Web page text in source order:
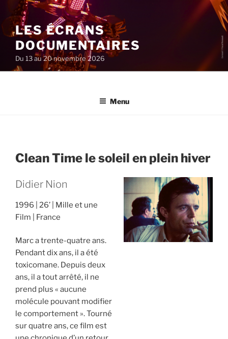
au
contenu
principal
LES ÉCRANS
DOCUMENTAIRES
Du 13 au 20 novembre 2026
Menu
Clean Time le soleil en plein hiver
Didier Nion
1996 26’
Mille et une
Film
France
Marc a trente-quatre ans.
Pendant dix ans, il a été
toxicomane. Depuis deux
ans, il a tout arrêté, il ne
prend plus « aucune
molécule pouvant modifier
le comportement ». Tourné
sur quatre ans, ce film est